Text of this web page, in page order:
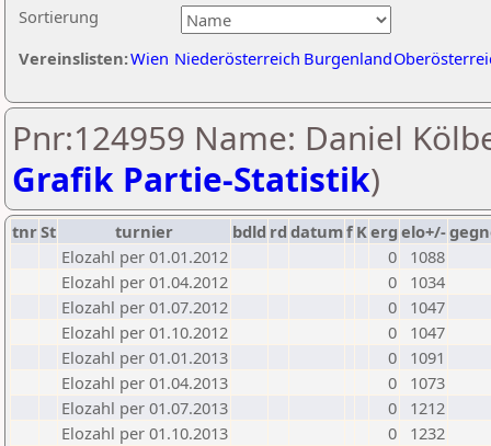
Sortierung
Vereinslisten:Wien Niederösterreich Burgenland
Pnr:124959 Name: Daniel
Grafik Partie-Statistik)
tnrSt turnier bdld rd datumf Kerg elo+/-
Elozahl per 01.01.2012
0
1088
Elozahl per 01.04.2012
0
1034
Elozahl per 01.07.2012
0
1047
Elozahl per 01.10.2012
0
1047
Elozahl per 01.01.2013
0
1091
Elozahl per 01.04.2013
0
1073
Elozahl per 01.07.2013
0
1212
Elozahl per 01.10.2013
0
1232